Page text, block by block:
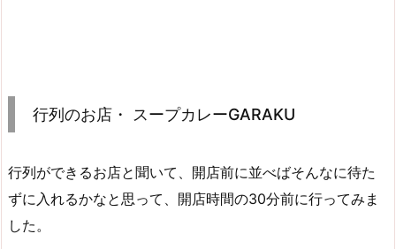
行列のお店・ スープカレーGARAKU
行列ができるお店と聞いて、開店前に並べばそんなに待た
ずに入れるかなと思って、開店時間の30分前に行ってみま
した。